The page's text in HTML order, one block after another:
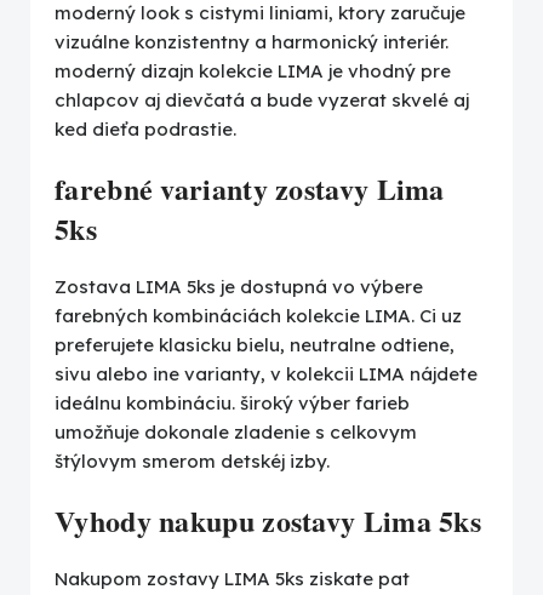
moderný look s cistymi liniami, ktory zaručuje
vizuálne konzistentny a harmonický interiér.
moderný dizajn kolekcie LIMA je vhodný pre
chlapcov aj dievčatá a bude vyzerat skvelé aj
ked dieťa podrastie.
farebné varianty zostavy Lima
5ks
Zostava LIMA 5ks je dostupná vo výbere
farebných kombináciách kolekcie LIMA. Ci uz
preferujete klasicku bielu, neutralne odtiene,
sivu alebo ine varianty, v kolekcii LIMA nájdete
ideálnu kombináciu. široký výber farieb
umožňuje dokonale zladenie s celkovym
štýlovym smerom detskéj izby.
Vyhody nakupu zostavy Lima 5ks
Nakupom zostavy LIMA 5ks ziskate pat